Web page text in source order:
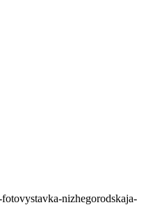
nizhegorodskaja-